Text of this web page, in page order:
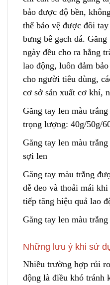
bảo được độ bền, k
thể bảo vệ được đôi
bưng bê gạch đá.
ngày đều cho ra hằng
lao động, luôn đảm
cho người tiêu dùng,
cơ sở sản xuất cơ khí,
Găng tay len màu
trọng lượng: 40g/50g/
Găng tay len màu
sợi len
Găng tay màu trắng
dễ đeo và thoải mái
tiếp tăng hiệu quả lao
Găng tay len màu
Những lưu ý khi sử
Nhiều trường hợp rủi
động là điều khó tránh